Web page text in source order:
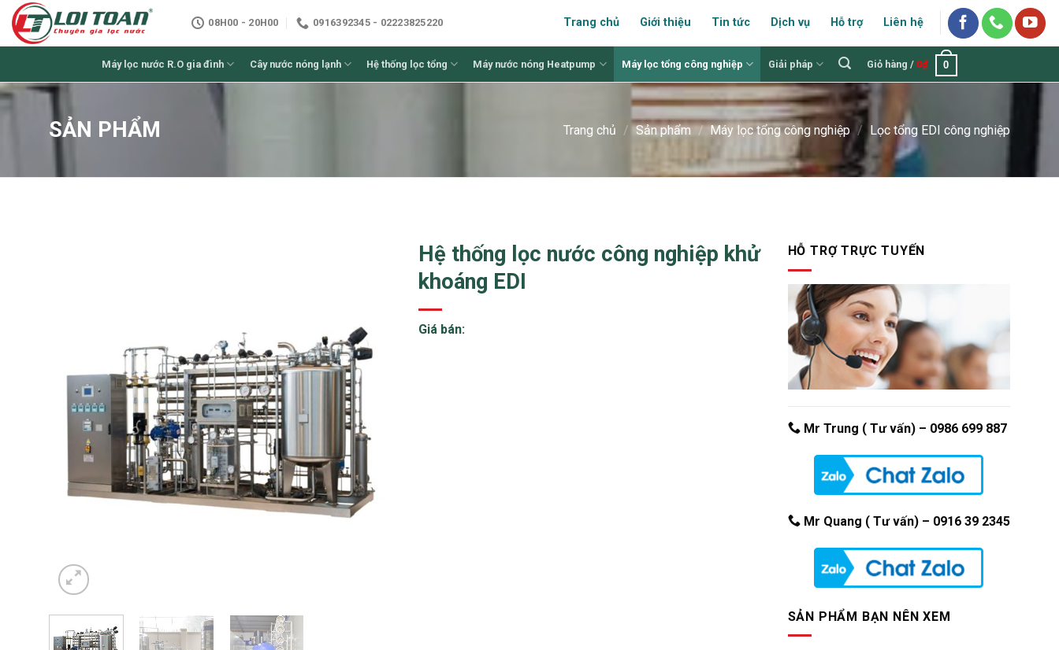
Skip
content
08H00 - 20H00 0916392345 - 02223825220 Trang chủ Giới thiệu Tin tức Dịch vụ Hỗ trợ Liên hệ
Máy lọc nước R.O gia đình Cây nước nóng lạnh Hệ thống lọc tổng Máy nước nóng Heatpump Máy lọc tổng công nghiệp Giải pháp Giỏ hàng / 0₫ 0
SẢN PHẨM Trang chủ / Sản phẩm / Máy lọc tổng công nghiệp / Lọc tổng EDI công nghiệp
Hệ thống lọc nước công nghiệp khử
khoáng EDI
Giá bán:
HỖ TRỢ TRỰC TUYẾN
Mr Trung ( Tư vấn) – 0986 699 887
Mr Quang ( Tư vấn) – 0916 39 2345
SẢN PHẨM BẠN NÊN XEM